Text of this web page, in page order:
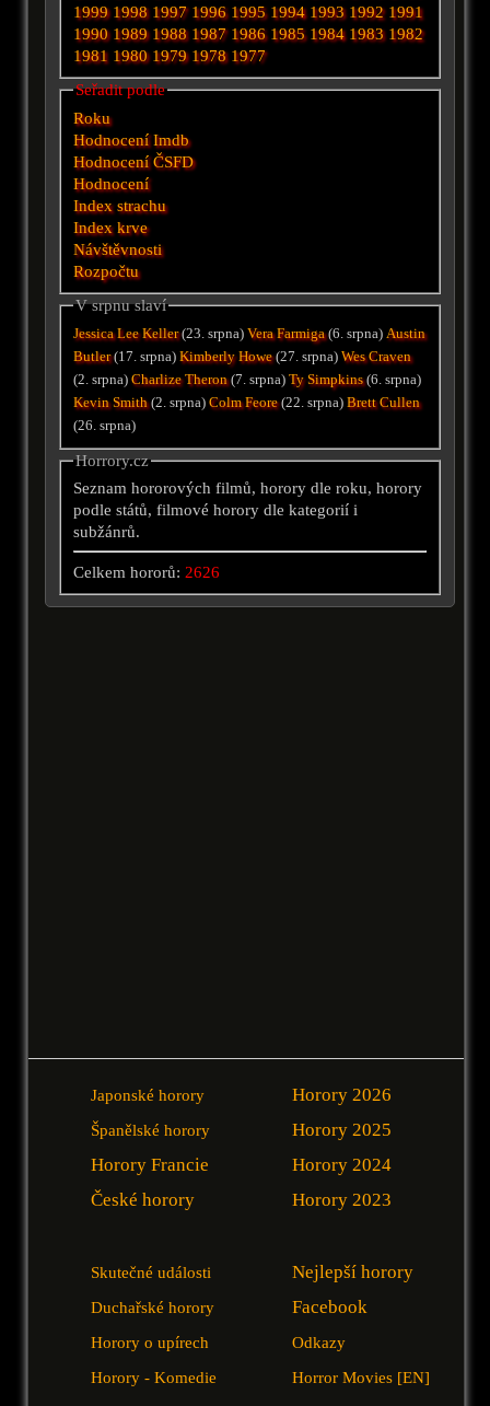
1999 1998 1997 1996 1995 1994 1993 1992 1991
1990 1989 1988 1987 1986 1985 1984 1983 1982
1981 1980 1979 1978 1977
Seřadit podle
Roku
Hodnocení Imdb
Hodnocení ČSFD
Hodnocení
Index strachu
Index krve
Návštěvnosti
Rozpočtu
V srpnu slaví
Jessica Lee Keller(23. srpna)Vera Farmiga(6. srpna)Austin
Butler(17. srpna)Kimberly Howe(27. srpna)Wes Craven
(2. srpna)Charlize Theron(7. srpna)Ty Simpkins(6. srpna)
Kevin Smith(2. srpna)Colm Feore(22. srpna)Brett Cullen
(26. srpna)
Horrory.cz
Seznam hororových filmů, horory dle roku, horory
podle států, filmové horory dle kategorií i
subžánrů.
Celkem hororů: 2626
Japonské horory
Španělské horory
Horory Francie
České horory
Horory 2026
Horory 2025
Horory 2024
Horory 2023
Skutečné události
Duchařské horory
Horory o upírech
Horory - Komedie
Nejlepší horory
Facebook
Odkazy
Horror Movies [EN]